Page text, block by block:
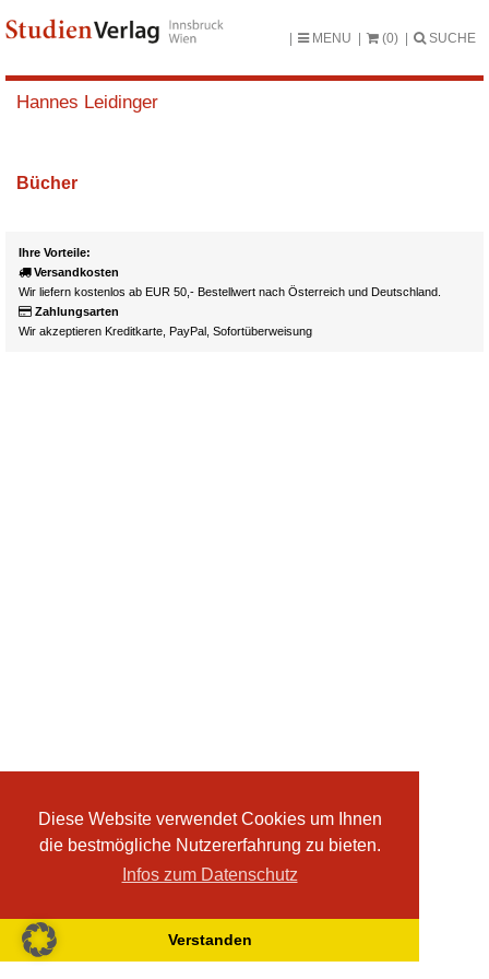
Diese Website verwendet Cookies um Ihnen
die bestmögliche Nutzererfahrung zu bieten.
Infos zum Datenschutz
Verstanden
MENU (0) SUCHE
Hannes Leidinger
Bücher
Ihre Vorteile:
Versandkosten
Wir liefern kostenlos ab EUR 50,- Bestellwert nach Österreich und Deutschland.
Zahlungsarten
Wir akzeptieren Kreditkarte, PayPal, Sofortüberweisung